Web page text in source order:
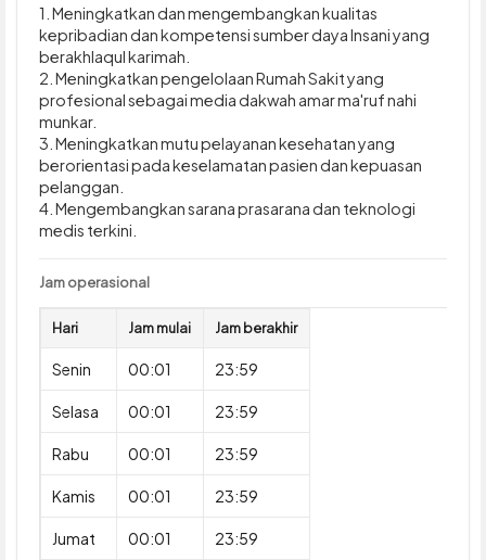
1. Meningkatkan dan mengembangkan kualitas
kepribadian dan kompetensi sumber daya Insani yang
berakhlaqul karimah.
2. Meningkatkan pengelolaan Rumah Sakit yang
profesional sebagai media dakwah amar ma'ruf nahi
munkar.
3. Meningkatkan mutu pelayanan kesehatan yang
berorientasi pada keselamatan pasien dan kepuasan
pelanggan.
4. Mengembangkan sarana prasarana dan teknologi
medis terkini.
Jam operasional
Hari Jam mulai Jam berakhir
Senin 00:01 23:59
Selasa 00:01 23:59
Rabu 00:01 23:59
Kamis 00:01 23:59
Jumat 00:01 23:59